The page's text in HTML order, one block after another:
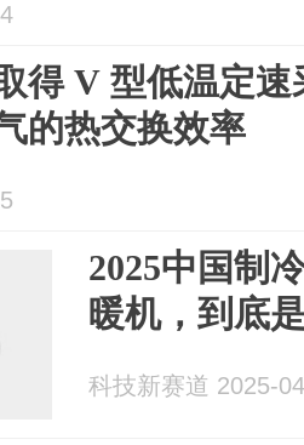
得 V 型低温定
的热交换效率
2025中国制
暖机，到底
科技新赛道 2025-